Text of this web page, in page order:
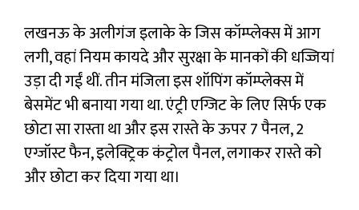
लखनऊ के अलीगंज इलाके के जिस कॉम्प्लेक्स में आग
लगी, वहां नियम कायदे और सुरक्षा के मानकों की धज्जियां
उड़ा दी गईं थीं. तीन मंजिला इस शॉपिंग कॉम्प्लेक्स में
बेसमेंट भी बनाया गया था. एंट्री एग्जिट के लिए सिर्फ एक
छोटा सा रास्ता था और इस रास्ते के ऊपर 7 पैनल, 2
एग्जॉस्ट फैन, इलेक्ट्रिक कंट्रोल पैनल, लगाकर रास्ते को
और छोटा कर दिया गया था।